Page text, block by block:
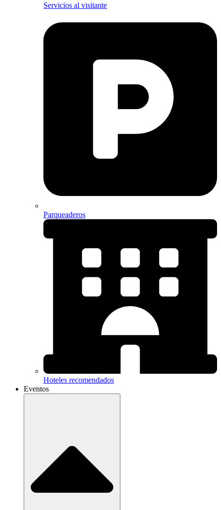
Servicios al visitante
Parqueaderos
Hoteles recomendados
Eventos